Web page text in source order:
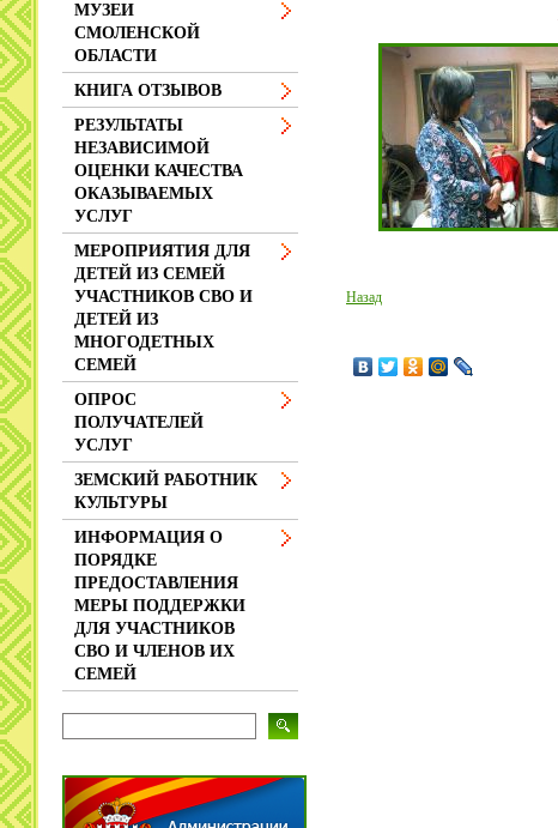
Назад
МУЗЕИ
СМОЛЕНСКОЙ
ОБЛАСТИ
КНИГА ОТЗЫВОВ
РЕЗУЛЬТАТЫ
НЕЗАВИСИМОЙ
ОЦЕНКИ КАЧЕСТВА
ОКАЗЫВАЕМЫХ
УСЛУГ
МЕРОПРИЯТИЯ ДЛЯ
ДЕТЕЙ ИЗ СЕМЕЙ
УЧАСТНИКОВ СВО И
ДЕТЕЙ ИЗ
МНОГОДЕТНЫХ
СЕМЕЙ
ОПРОС
ПОЛУЧАТЕЛЕЙ
УСЛУГ
ЗЕМСКИЙ РАБОТНИК
КУЛЬТУРЫ
ИНФОРМАЦИЯ О
ПОРЯДКЕ
ПРЕДОСТАВЛЕНИЯ
МЕРЫ ПОДДЕРЖКИ
ДЛЯ УЧАСТНИКОВ
СВО И ЧЛЕНОВ ИХ
СЕМЕЙ